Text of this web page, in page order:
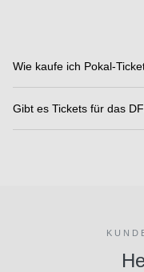
Wie kaufe ich Pokal-
Gibt es Tickets für das